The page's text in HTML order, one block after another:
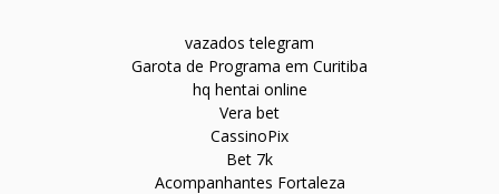
vazados telegram
Garota de Programa em Curitiba
hq hentai online
Vera bet
CassinoPix
Bet 7k
Acompanhantes Fortaleza